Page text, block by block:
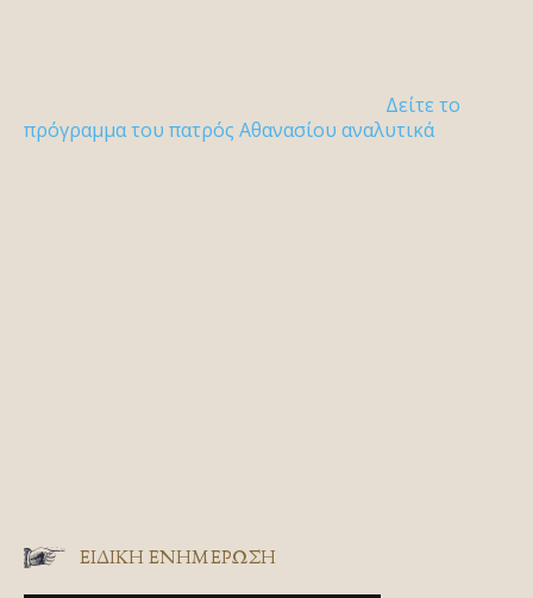
Δείτε το
πρόγραμμα του πατρός Αθανασίου αναλυτικά
ΕΙΔΙΚΉ ΕΝΗΜΈΡΩΣΗ